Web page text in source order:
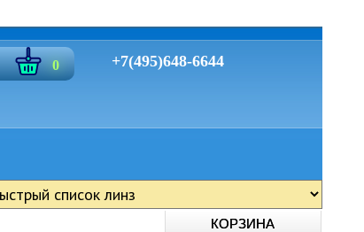
0 +7(495)648-6644
КОРЗИНА